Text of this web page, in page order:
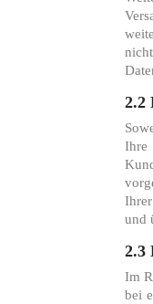
2.2
Ihre
und
2.3
Im
bei